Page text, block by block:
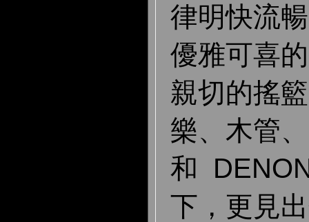
律明快流
優雅可喜
親切的搖
樂、木管
和
下，更見